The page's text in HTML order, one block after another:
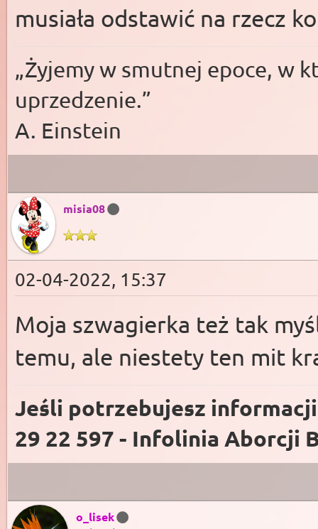
musiała odstawić na rzecz
„Żyjemy w smutnej epoce, w
uprzedzenie.”
A. Einstein
misia08
02-04-2022, 15:37
Moja szwagierka też tak
temu, ale niestety ten mit
Jeśli potrzebujesz
29 22 597 - Infolinia Aborcji
o_lisek